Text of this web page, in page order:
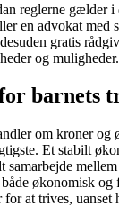
reglerne gælder i
en advokat med
gratis
og muligheder.
barnets
om kroner og
Et stabilt
samarbejde
økonomisk
for at trives,